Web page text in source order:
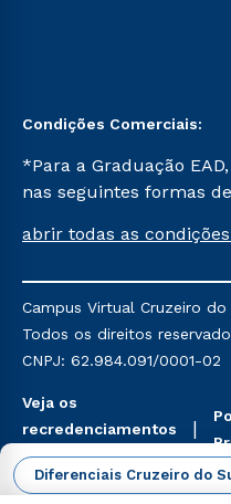
Diferenciais Cruzeiro do
Condições Comerciais:
*Para a Graduação
nas seguintes formas
Já para as demais, a
mencionadas são
Religioso, Geografia
do Ensino de História:
abrir todas as
Campus Virtual Cruzeiro
Todos os direitos
CNPJ: 62.984.091/0001-02
Veja os
recredenciamentos
aqui